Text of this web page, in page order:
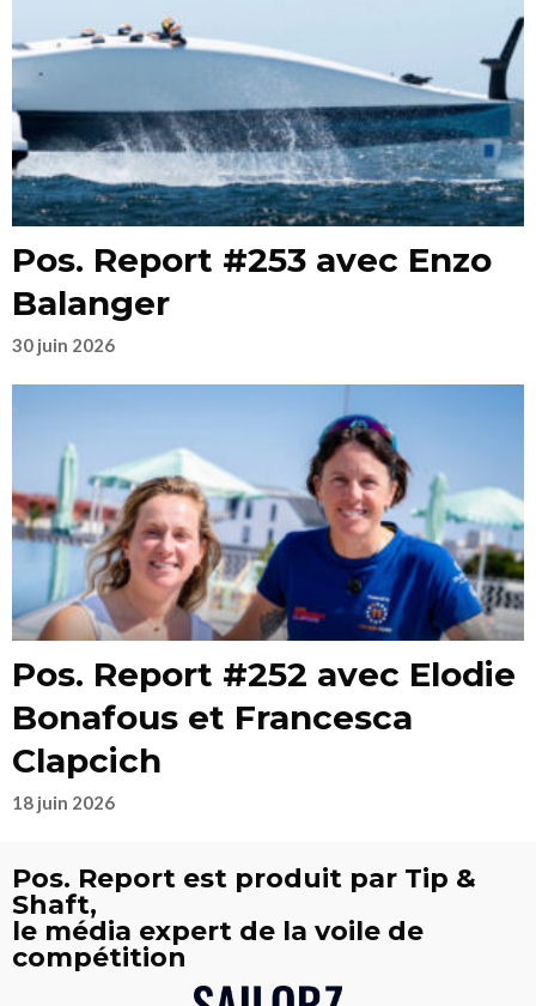
Pos. Report #253 avec Enzo
Balanger
30 juin 2026
Pos. Report #252 avec Elodie
Bonafous et Francesca
Clapcich
18 juin 2026
Pos. Report est produit par Tip &
Shaft,
le média expert de la voile de
compétition